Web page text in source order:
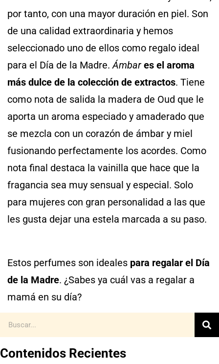
por tanto, con una mayor duración en piel. Son
de una calidad extraordinaria y hemos
seleccionado uno de ellos como regalo ideal
para el Día de la Madre. Ámbar es el aroma
más dulce de la colección de extractos. Tiene
como nota de salida la madera de Oud que le
aporta un aroma especiado y amaderado que
se mezcla con un corazón de ámbar y miel
fusionando perfectamente los acordes. Como
nota final destaca la vainilla que hace que la
fragancia sea muy sensual y especial. Solo
para mujeres con gran personalidad a las que
les gusta dejar una estela marcada a su paso.
Estos perfumes son ideales para regalar el Día
de la Madre. ¿Sabes ya cuál vas a regalar a
mamá en su día?
Contenidos Recientes